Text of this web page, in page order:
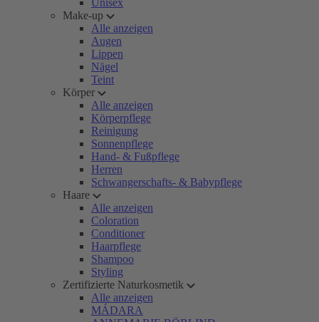
Unisex
Make-up
Alle anzeigen
Augen
Lippen
Nägel
Teint
Körper
Alle anzeigen
Körperpflege
Reinigung
Sonnenpflege
Hand- & Fußpflege
Herren
Schwangerschafts- & Babypflege
Haare
Alle anzeigen
Coloration
Conditioner
Haarpflege
Shampoo
Styling
Zertifizierte Naturkosmetik
Alle anzeigen
MÁDARA